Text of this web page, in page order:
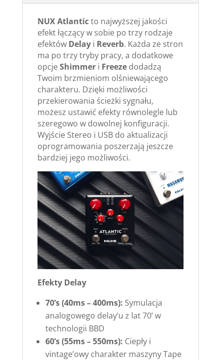
NUX Atlanticto najwyższej jakości
efekt łączący w sobie po trzy rodzaje
efektów Delayi Reverb. Każda ze stron
ma po trzy tryby pracy, a dodatkowe
opcjeShimmer i Freeze dodadzą
Twoim brzmieniom olśniewającego
charakteru. Dzięki możliwości
przekierowania ścieżki sygnału,
możesz ustawić efekty równolegle lub
szeregowo w dowolnej konfiguracji.
Wyjście Stereo i USB do aktualizacji
oprogramowania poszerzają jeszcze
bardziej jego możliwości.
Efekty Delay
70’s (40ms – 400ms): Symulacja
analogowego delay’u z lat 70’ w
technologii BBD
60’s (55ms – 550ms): Ciepły i
vintage’owy charakter maszyny Tape